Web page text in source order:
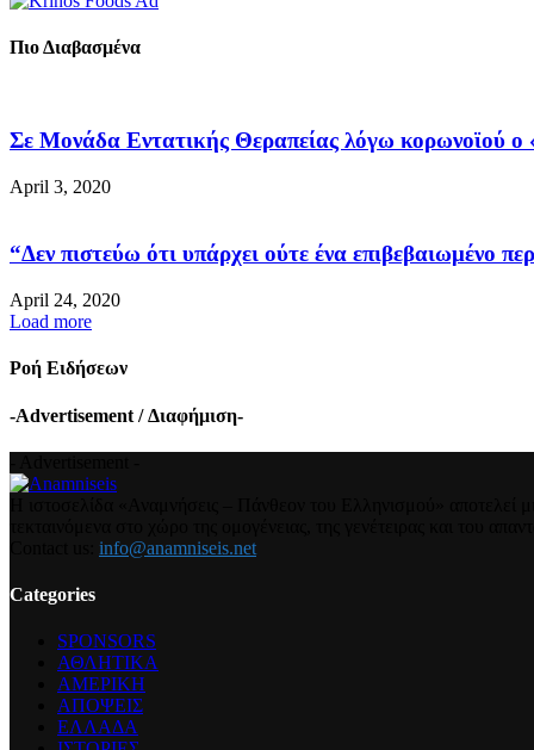
Πιο Διαβασμένα
Σε Μονάδα Εντατικής Θεραπείας λόγω κορωνοϊού ο
April 3, 2020
“Δεν πιστεύω ότι υπάρχει ούτε ένα επιβεβαιωμένο
April 24, 2020
Load more
Ροή Ειδήσεων
-Advertisement / Διαφήμιση-
info@anamniseis.net
Categories
SPONSORS
ΑΘΛΗΤΙΚΑ
ΑΜΕΡΙΚΗ
ΑΠΟΨΕΙΣ
ΕΛΛΑΔΑ